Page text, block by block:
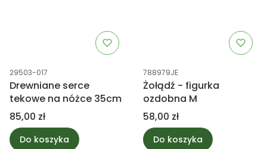
Kod produktu
29503-017
Drewniane serce
tekowe na nóżce 35cm
Cena
85,00 zł
Do koszyka
Kod produktu
788979JE
Żołądź - figurka
ozdobna M
Cena
58,00 zł
Do koszyka